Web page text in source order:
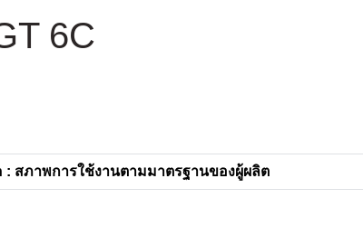
6C
: สภาพการใช้งานตามมาตรฐานของผู้ผลิต